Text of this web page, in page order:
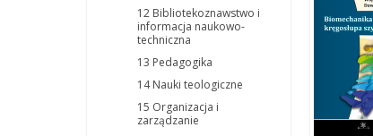
12 Bibliotekoznawstwo i
informacja naukowo-
techniczna
13 Pedagogika
14 Nauki teologiczne
15 Organizacja i
zarządzanie